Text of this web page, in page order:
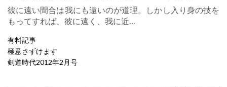
彼に遠い間合は我にも遠いのが道理。しかし入り身の技を
もってすれば、彼に遠く、我に近…
有料記事
極意さずけます
剣道時代2012年2月号